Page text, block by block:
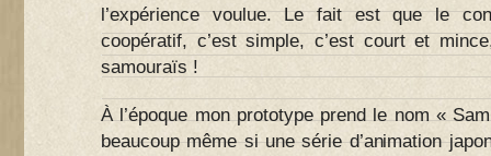
l’expérience voulue. Le fait est que le
coopératif, c’est simple, c’est court et
samouraïs !
À l’époque mon prototype prend le nom «
beaucoup même si une série d’animation